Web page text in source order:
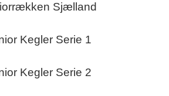
Sjælland
Kegler Serie 1
Kegler Serie 2